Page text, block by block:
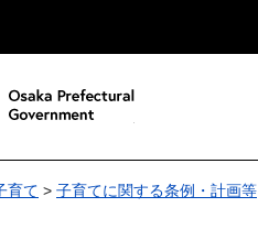
育て > 子育てに関する条例・計画等